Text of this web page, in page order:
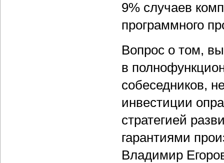
9% случаев
программного
Вопрос о том,
в
собеседников,
инвестиции
стратегией
гарантиями
Владимир